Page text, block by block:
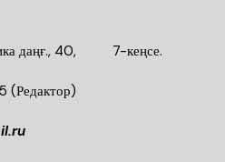
даңғ., 40, 7-кеңсе.
(Редактор)